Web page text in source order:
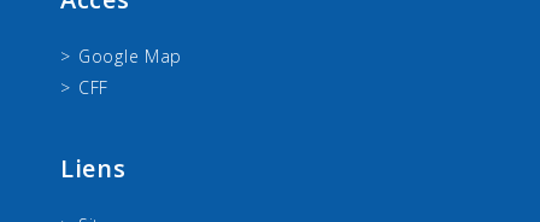
Google Map
CFF
Liens